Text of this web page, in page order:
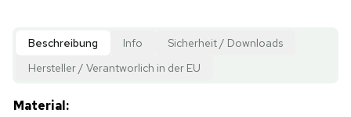
Beschreibung Info
Sicherheit / Downloads
Hersteller / Verantworlich in der EU
Material: